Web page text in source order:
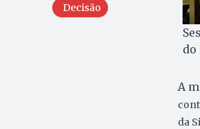
Decisão
do
A
da